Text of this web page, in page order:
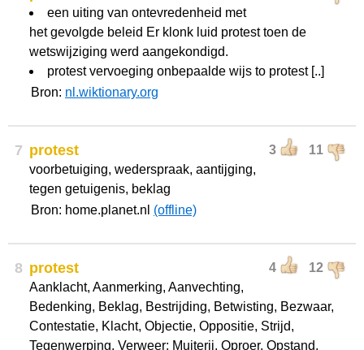
een uiting van ontevredenheid met
het gevolgde beleid Er klonk luid protest toen de
wetswijziging werd aangekondigd.
protest vervoeging onbepaalde wijs to protest [..]
Bron: nl.wiktionary.org
7 3 11
protest
voorbetuiging, wederspraak, aantijging,
tegen getuigenis, beklag
Bron: home.planet.nl (offline)
8 4 12
protest
Aanklacht, Aanmerking, Aanvechting,
Bedenking, Beklag, Bestrijding, Betwisting, Bezwaar,
Contestatie, Klacht, Objectie, Oppositie, Strijd,
Tegenwerping, Verweer; Muiterij, Oproer, Opstand,